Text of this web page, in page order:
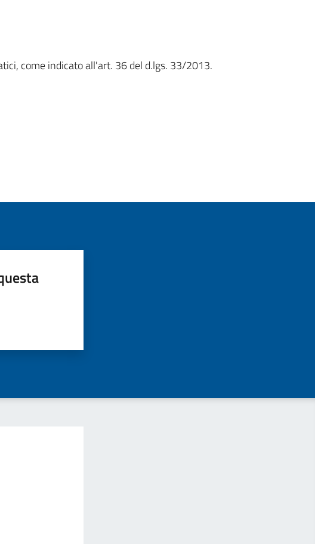
come indicato all'art. 36 del d.lgs. 33/2013.